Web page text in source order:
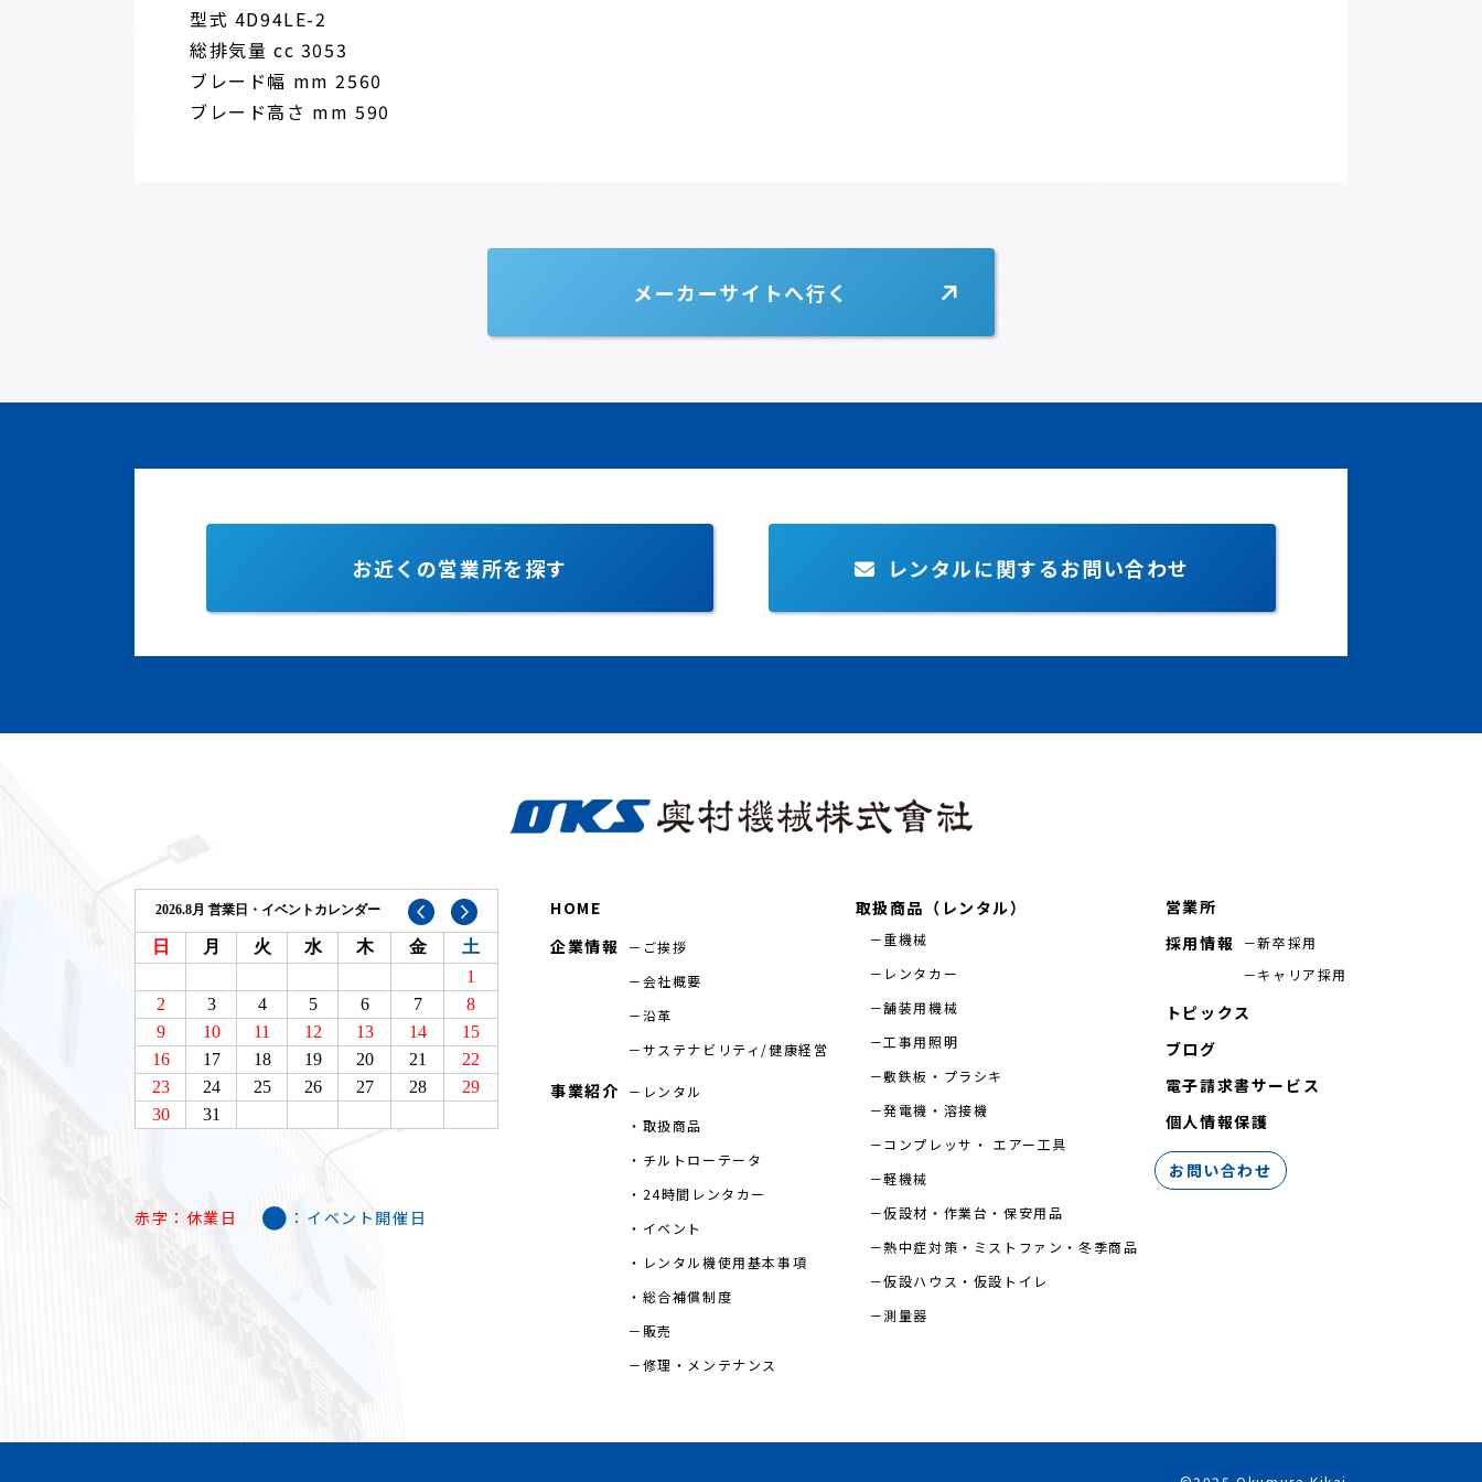
型式 4D94LE-2
総排気量 cc 3053
ブレード幅 mm 2560
ブレード高さ mm 590
メーカーサイトへ行く
お近くの営業所を探す レンタルに関するお問い合わせ
赤字：休業日 ● ：イベント開催日
HOME
企業情報
ご挨拶
会社概要
沿革
サステナビリティ/健康経営
事業紹介
レンタル
取扱商品
チルトローテータ
24時間レンタカー
イベント
レンタル機使用基本事項
総合補償制度
販売
修理・メンテナンス
取扱商品（レンタル）
重機械
レンタカー
舗装用機械
工事用照明
敷鉄板・プラシキ
発電機・溶接機
コンプレッサ・ エアー工具
軽機械
仮設材・作業台・保安用品
熱中症対策・ミストファン・冬季商品
仮設ハウス・仮設トイレ
測量器
営業所
採用情報
新卒採用
キャリア採用
トピックス
ブログ
電子請求書サービス
個人情報保護
お問い合わせ